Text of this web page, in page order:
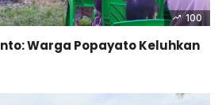
100
Warga Popayato Keluhkan